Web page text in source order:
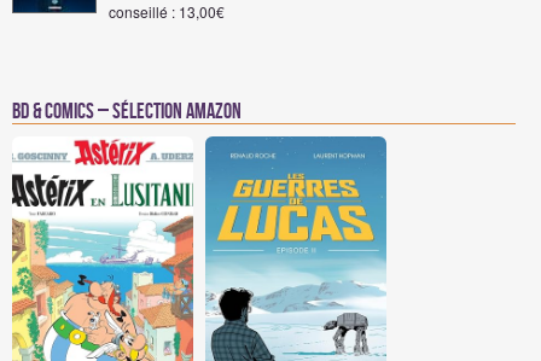
conseillé : 13,00€
BD & Comics – Sélection Amazon